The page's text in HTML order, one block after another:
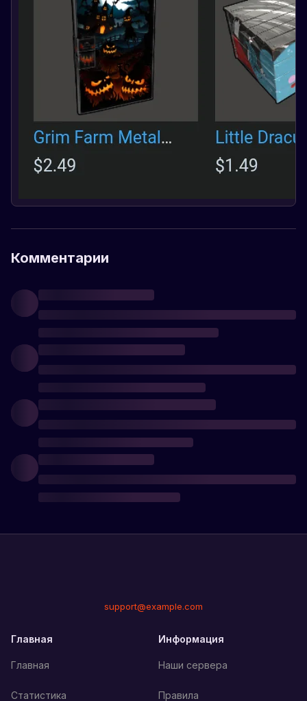
Комментарии
support@example.com
Главная
Главная
Статистика
Информация
Наши сервера
Правила